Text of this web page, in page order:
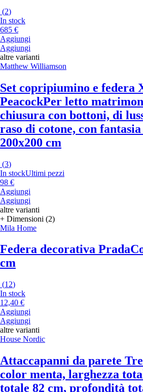
(2)
In stock
685 €
Aggiungi
Aggiungi
altre varianti
Matthew Williamson
Set copripiumino e federa
PeacockPer letto
chiusura con bottoni, di
raso di cotone, con
200x200 cm
(3)
In stockUltimi pezzi
98 €
Aggiungi
Aggiungi
altre varianti
+ Dimensioni (2)
Mila Home
Federa decorativa Prada
cm
(12)
In stock
12,40 €
Aggiungi
Aggiungi
altre varianti
House Nordic
Attaccapanni da parete
color menta, larghezza
totale 82 cm, profondità